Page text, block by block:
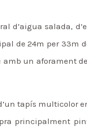
d’aigua salada,
de 24m per 33m
un aforament
tapís multicolor
principalment